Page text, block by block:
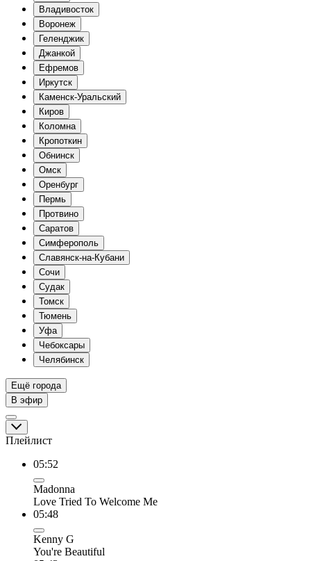
Владивосток
Воронеж
Геленджик
Джанкой
Ефремов
Иркутск
Каменск-Уральский
Киров
Коломна
Кропоткин
Обнинск
Омск
Оренбург
Пермь
Протвино
Саратов
Симферополь
Славянск-на-Кубани
Сочи
Судак
Томск
Тюмень
Уфа
Чебоксары
Челябинск
Ещё города
В эфир
Плейлист
05:52
Madonna
Love Tried To Welcome Me
05:48
Kenny G
You're Beautiful